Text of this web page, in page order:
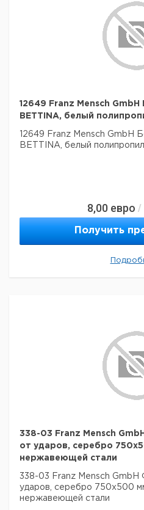
12649 Franz Mensch
BETTINA, белый
12649 Franz Mensch GmbH
BETTINA, белый
8,00 евро /
Получить
338-03 Franz Mensch
от ударов, серебро
нержавеющей стали
338-03 Franz Mensch GmbH
ударов, серебро 750x500
нержавеющей стали